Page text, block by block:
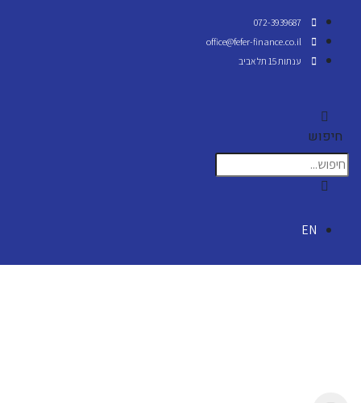
072-3939687
office@fefer-finance.co.il
ענתות 15 תל אביב
חיפוש
EN